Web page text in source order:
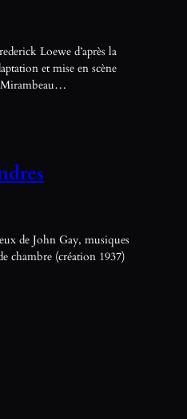
Loewe d’après la
et mise en scène
Mirambeau…
de John Gay, musiques
chambre (création 1937)